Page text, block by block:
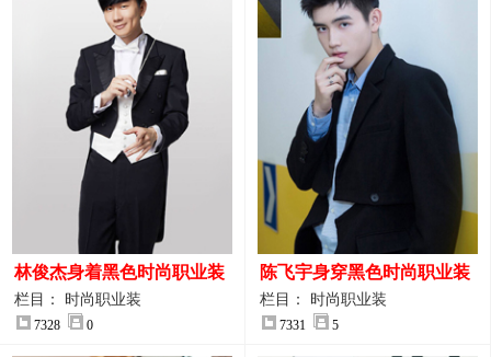
林俊杰身着黑色时尚职业装
制服图片
栏目： 时尚职业装
7328 0
陈飞宇身穿黑色时尚职业装
图片
栏目： 时尚职业装
7331 5